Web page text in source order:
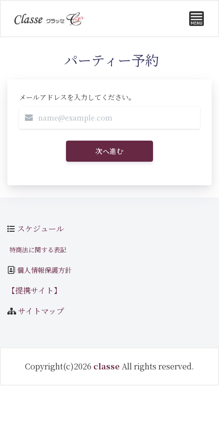
パーティー予約
メールアドレスを入力してください。
次へ進む
スケジュール
特商法に関する表記
個人情報保護方針
【提携サイト】
サイトマップ
Copyright(c)2026 classe All rights reserved.